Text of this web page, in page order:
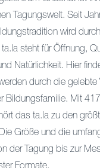
Tagungswelt. Seit
wird
steht für Öffnung,
Natürlichkeit. Hier
durch die
Bildungsfamilie. Mit
das ta.la zu den
Größe und die
der Tagung bis zur